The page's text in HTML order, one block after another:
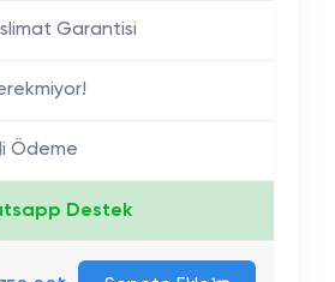
Garantisi
Ödeme
Destek